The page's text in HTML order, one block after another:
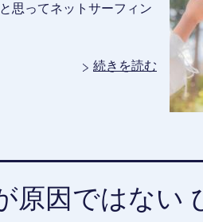
思ってネットサーフィン
続きを読む
原因ではない